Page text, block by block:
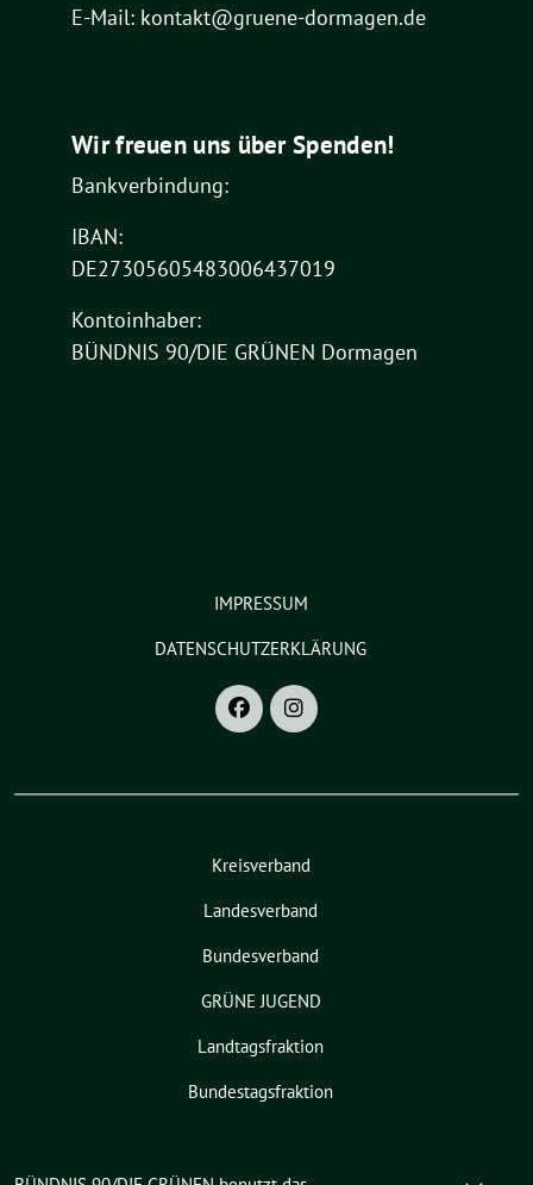
E-Mail: kontakt@gruene-dormagen.de
Wir freuen uns über Spenden!
Bankverbindung:
IBAN:
DE27305605483006437019
Kontoinhaber:
BÜNDNIS 90/DIE GRÜNEN Dormagen
IMPRESSUM
DATENSCHUTZERKLÄRUNG
Kreisverband
Landesverband
Bundesverband
GRÜNE JUGEND
Landtagsfraktion
Bundestagsfraktion